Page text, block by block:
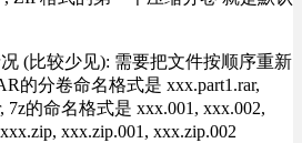
(比较少见): 需要把文件按顺序重新
的分卷命名格式是 xxx.part1.rar,
7z的命名格式是 xxx.001, xxx.002,
xxx.zip.001, xxx.zip.002